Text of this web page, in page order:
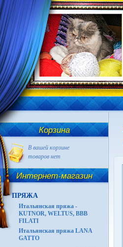
Корзина
В вашей корзине
товаров нет
Интернет-магазин
ПРЯЖА
Итальянская пряжа -
KUTNOR, WELTUS, BBB
FILATI
Итальянская пряжа LANA
GATTO